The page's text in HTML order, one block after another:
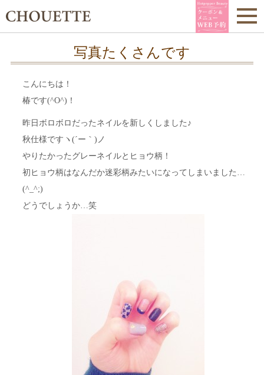
写真たくさんです
こんにちは！
椿です(^O^)！
昨日ボロボロだったネイルを新しくしました♪
秋仕様ですヽ(´ー｀)ノ
やりたかったグレーネイルとヒョウ柄！
初ヒョウ柄はなんだか迷彩柄みたいになってしまいました…
(^_^;)
どうでしょうか…笑